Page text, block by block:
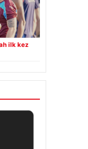
ilk kez